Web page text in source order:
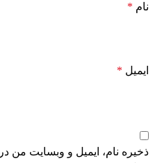
نام *
ایمیل *
ذخیره نام، ایمیل و وبسایت من